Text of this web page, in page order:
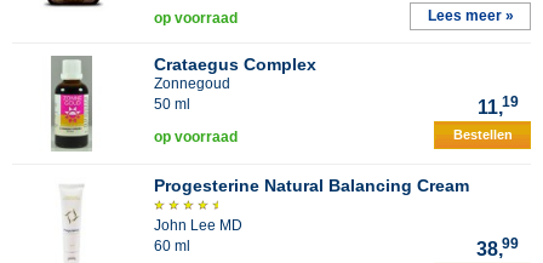
op voorraad Lees meer »
Crataegus Complex
Zonnegoud
50 ml
11,19
op voorraad Bestellen
Progesterine Natural Balancing Cream
John Lee MD
60 ml
38,99